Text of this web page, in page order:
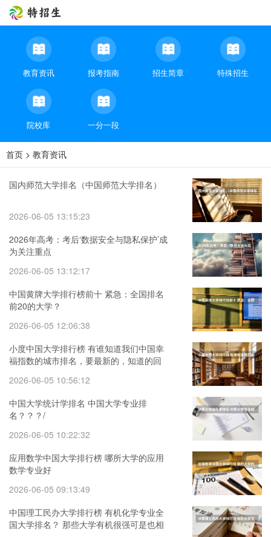
教育资讯 报考指南 招生简章 特殊招生
院校库 一分一段
首页 > 教育资讯
国内师范大学排名（中国师范大学排名）
2026-06-05 13:15:23
2026年高考：考后‘数据安全与隐私保护’成
为关注重点
2026-06-05 13:12:17
中国黄牌大学排行榜前十 紧急：全国排名
前20的大学？
2026-06-05 12:06:38
小度中国大学排行榜 有谁知道我们中国幸
福指数的城市排名，要最新的，知道的回
2026-06-05 10:56:12
中国大学统计学排名 中国大学专业排
名？？？/
2026-06-05 10:22:32
应用数学中国大学排行榜 哪所大学的应用
数学专业好
2026-06-05 09:13:49
中国理工民办大学排行榜 有机化学专业全
国大学排名？ 那些大学有机很强可是也相